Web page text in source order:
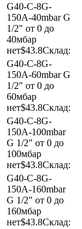
G40-C-8G-
150A-40mbarG
1/2" от 0 до
40мбар
нет$43.8Склад:
G40-C-8G-
150A-60mbarG
1/2" от 0 до
60мбар
нет$43.8Склад:
G40-C-8G-
150A-100mbar
G 1/2" от 0 до
100мбар
нет$43.8Склад:
G40-C-8G-
150A-160mbar
G 1/2" от 0 до
160мбар
нет$43.8Склад: